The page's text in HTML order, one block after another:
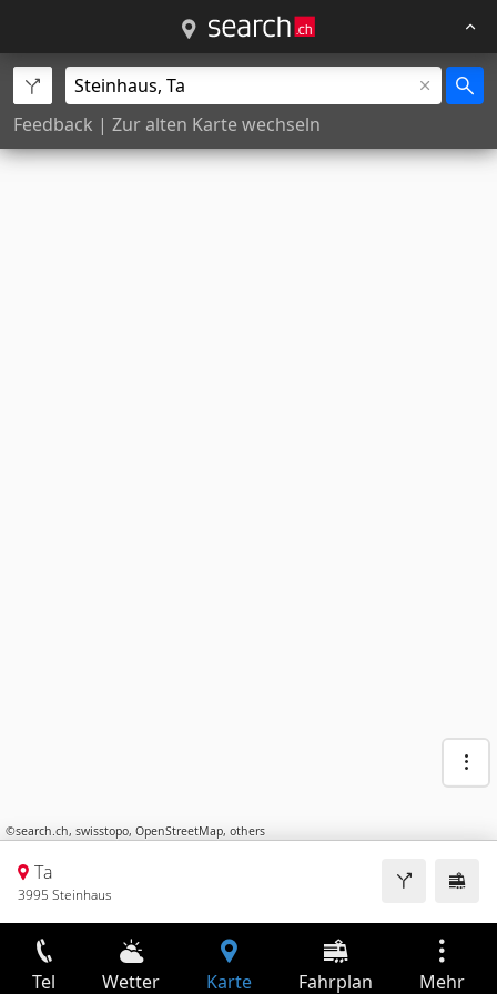
Feedback | Zur alten Karte wechseln
©search.ch, swisstopo, OpenStreetMap, others
Ta
3995 Steinhaus
Tel Wetter Karte Fahrplan Mehr